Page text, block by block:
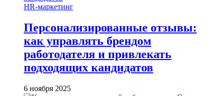
HR-маркетинг
Персонализированные отзывы:
как управлять брендом
работодателя и привлекать
подходящих кандидатов
6 ноября 2025